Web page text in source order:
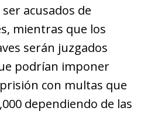
acusados ​​de
mientras que los
serán juzgados
podrían imponer
con multas que
dependiendo de las